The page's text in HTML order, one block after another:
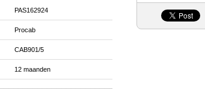
PAS162924
Procab
CAB901/5
12 maanden